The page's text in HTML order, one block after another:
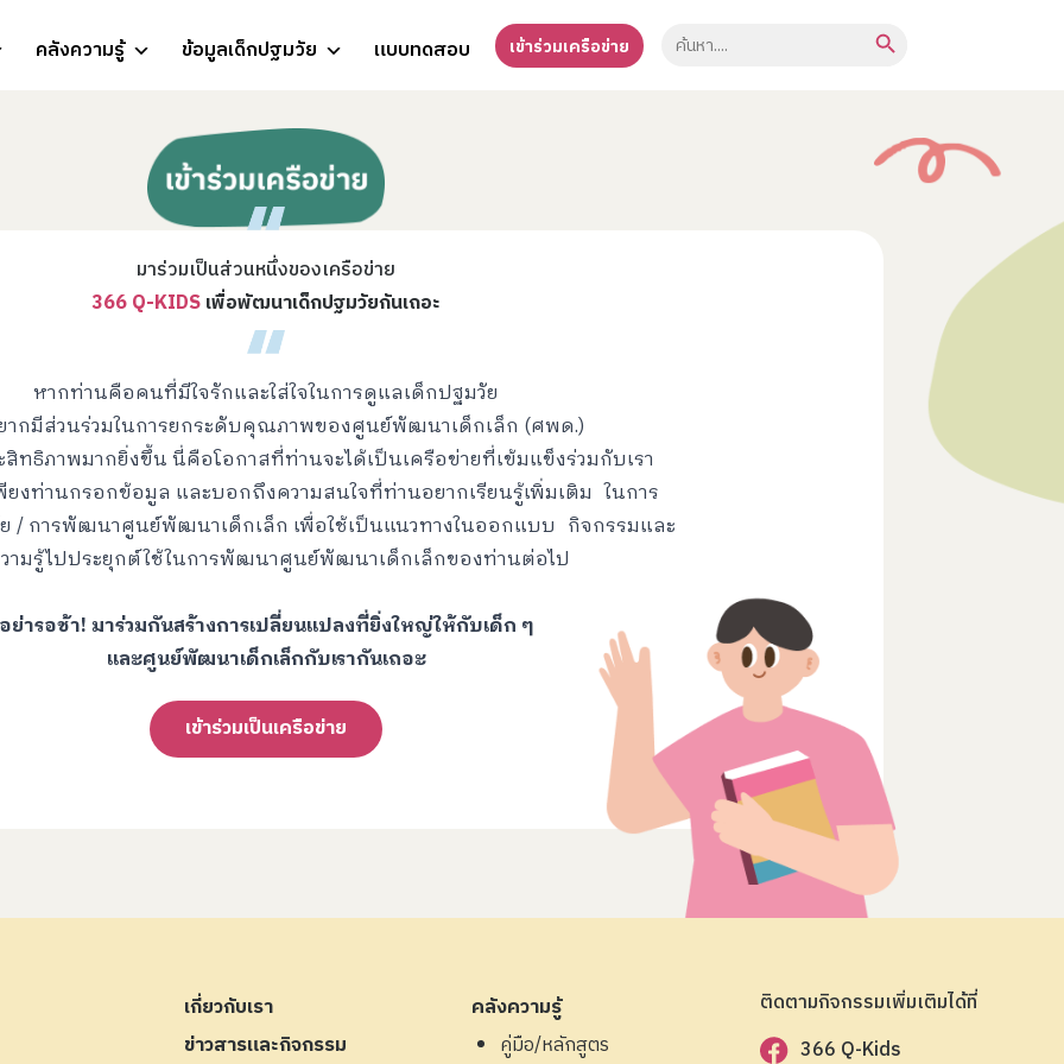
คลังความรู้ ข้อมูลเด็กปฐมวัย แบบทดสอบ เข้าร่วมเครือข่าย
Search
for:
มาร่วมเป็นส่วนหนึ่งของเครือข่าย
366 Q-KIDSเพื่อพัฒนาเด็กปฐมวัยกันเถอะ
หากท่านคือคนที่มีใจรักและใส่ใจในการดูแลเด็กปฐมวัย
ากมีส่วนร่วมในการยกระดับคุณภาพของศูนย์พัฒนาเด็กเล็ก (ศพด.)
ทธิภาพมากยิ่งขึ้น นี่คือโอกาสที่ท่านจะได้เป็นเครือข่ายที่เข้มแข็งร่วมกับเรา
ยงท่านกรอกข้อมูล และบอกถึงความสนใจที่ท่านอยากเรียนรู้เพิ่มเติม ในการ
/ การพัฒนาศูนย์พัฒนาเด็กเล็ก เพื่อใช้เป็นแนวทางในออกแบบ กิจกรรมและ
ามรู้ไปประยุกต์ใช้ในการพัฒนาศูนย์พัฒนาเด็กเล็กของท่านต่อไป
ย่ารอช้า! มาร่วมกันสร้างการเปลี่ยนแปลงที่ยิ่งใหญ่ให้กับเด็ก ๆ
และศูนย์พัฒนาเด็กเล็กกับเรากันเถอะ
เข้าร่วมเป็นเครือข่าย
เกี่ยวกับเรา
ข่าวสารและกิจกรรม
คลังความรู้
คู่มือ/หลักสูตร
ติดตามกิจกรรมเพิ่มเติมได้ที่
366 Q-Kids